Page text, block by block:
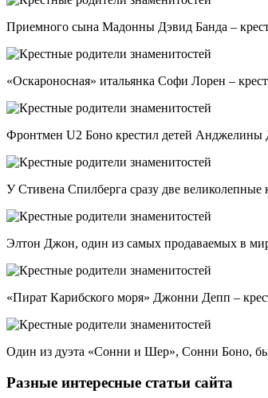
Приемного сына Мадонны Дэвид Банда –
«Оскароносная» итальянка Софи Лорен –
Фронтмен U2 Боно крестил детей
У Стивена Спилберга сразу две
Элтон Джон, один из самых продаваемых в
«Пират Карибского моря» Джонни Депп –
Один из дуэта «Сонни и Шер», Сонни Боно,
Разные интересные статьи сайта